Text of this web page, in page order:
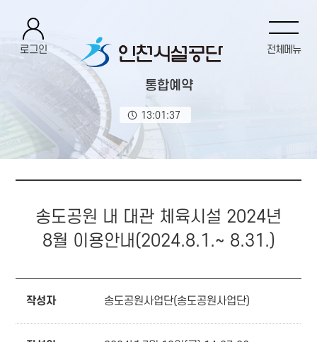
통합예약
13:01:38
전체메뉴
로그인
송도공원 내 대관 체육시설 2024년
8월 이용안내(2024.8.1.~ 8.31.)
작성자 송도공원사업단(송도공원사업단)